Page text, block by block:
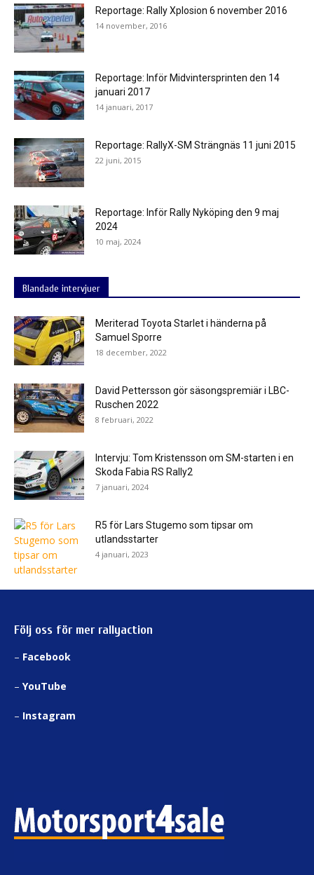
Reportage: Rally Xplosion 6 november 2016
14 november, 2016
Reportage: Inför Midvintersprinten den 14
januari 2017
14 januari, 2017
Reportage: RallyX-SM Strängnäs 11 juni 2015
22 juni, 2015
Reportage: Inför Rally Nyköping den 9 maj
2024
10 maj, 2024
Blandade intervjuer
Meriterad Toyota Starlet i händerna på
Samuel Sporre
18 december, 2022
David Pettersson gör säsongspremiär i LBC-
Ruschen 2022
8 februari, 2022
Intervju: Tom Kristensson om SM-starten i en
Skoda Fabia RS Rally2
7 januari, 2024
R5 för Lars Stugemo som tipsar om
utlandsstarter
4 januari, 2023
Följ oss för mer rallyaction
– Facebook
– YouTube
– Instagram